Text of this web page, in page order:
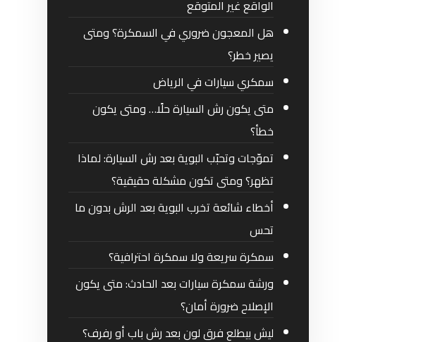
الواقع غير المتوقع
هل المعجون ضروري في السمكرة؟ ومتى
يصير خطر؟
سمكري سيارات في الرياض
متى يكون رش السيارة حلًا… ومتى يكون
خطأ؟
تموّجات وتحبّب البوية بعد رش السيارة: لماذا
تظهر؟ ومتى تكون مشكلة حقيقية؟
أخطاء شائعة تخرب البوية بعد الرش بدون ما
تحس
سمكرة سريعة ولا سمكرة احترافية؟
ورشة سمكرة سيارات بعد الحادث: متى يكون
الإصلاح ضرورة أمان؟
ليش بيطلع فرق لون بعد رش باب أو رفرف؟